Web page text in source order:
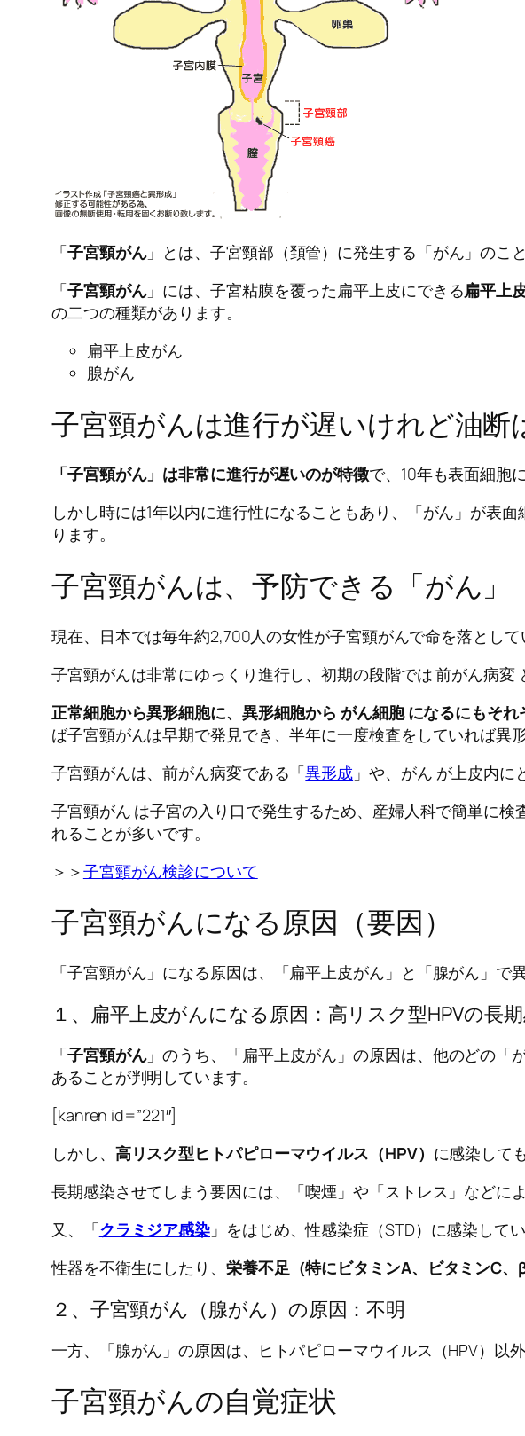
「子宮頸がん」とは、子宮頸部（頚管）に発生する「がん」のこと
「子宮頸がん」には、子宮粘膜を覆った扁平上皮にできる扁平上
の二つの種類があります。
扁平上皮がん
腺がん
子宮頸がんは進行が遅いけれど油断
「子宮頸がん」は非常に進行が遅いのが特徴で、10年も表面細胞
しかし時には1年以内に進行性になることもあり、「がん」が表
ります。
子宮頸がんは、予防できる「がん」
現在、日本では毎年約2,700人の女性が子宮頸がんで命を落とし
子宮頸がんは非常にゆっくり進行し、初期の段階では 前がん病変
正常細胞から異形細胞に、異形細胞から がん細胞 になるにもそ
ば子宮頸がんは早期で発見でき、半年に一度検査をしていれば異
子宮頸がんは、前がん病変である「異形成 」や、がん が上皮内に
子宮頸がん は子宮の入り口で発生するため、産婦人科で簡単に
れることが多いです。
＞＞子宮頸がん検診について
子宮頸がんになる原因（要因）
「子宮頸がん」になる原因は、「扁平上皮がん」と「腺がん」で
１、扁平上皮がんになる原因：高リスク型HPVの長
「子宮頸がん」のうち、「扁平上皮がん」の原因は、他のどの「
あることが判明しています。
[kanren id=”221″]
しかし、 高リスク型ヒトパピローマウイルス（HPV） に感染して
長期感染させてしまう要因には、「喫煙」や「ストレス」などに
又、「クラミジア感染 」をはじめ、性感染症（STD）に感染して
性器を不衛生にしたり、 栄養不足（特にビタミンA、ビタミンC
２、子宮頸がん（腺がん）の原因：不明
一方、「腺がん」の原因は、ヒトパピローマウイルス（HPV）以
子宮頸がんの自覚症状